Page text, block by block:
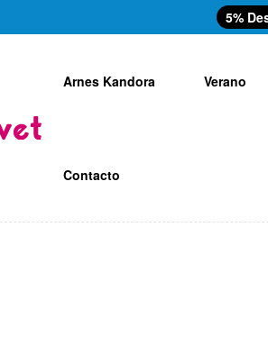
5%
Arnes Kandora Verano
Contacto